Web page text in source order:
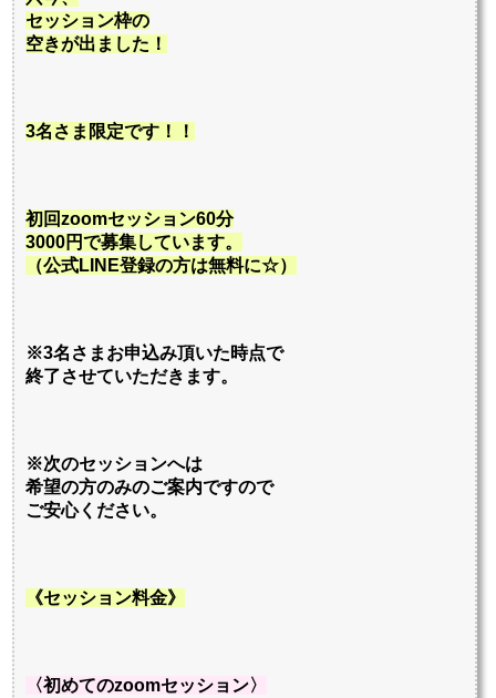
セッション枠の
空きが出ました！
3名さま限定です！！
初回zoomセッション60分
3000円で募集しています。
（公式LINE登録の方は無料に☆）
※3名さまお申込み頂いた時点で
終了させていただきます。
※次のセッションへは
希望の方のみのご案内ですので
ご安心ください。
《セッション料金》
〈初めてのzoomセッション〉